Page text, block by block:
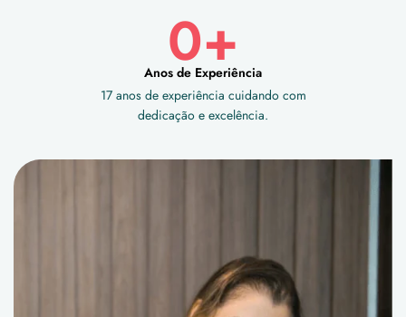
Anos de Experiência
0+
17 anos de experiência cuidando com
dedicação e excelência.